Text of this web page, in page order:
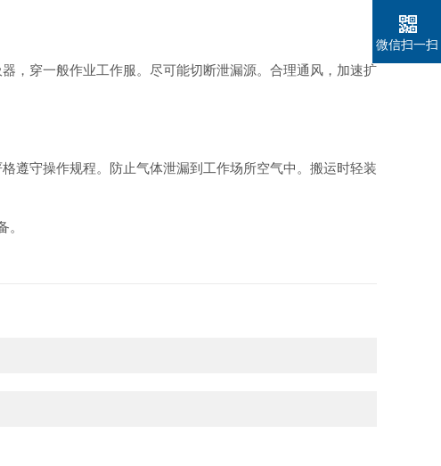
穿一般作业工作服。尽可能切断泄漏源。合理通风，加速扩
守操作规程。防止气体泄漏到工作场所空气中。搬运时轻装
微信扫一扫